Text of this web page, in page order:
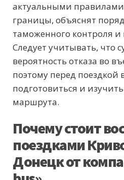
актуальными правилами
границы, объяснят
таможенного контроля
Следует учитывать, что
вероятность отказа во
поэтому перед
подготовиться и
маршрута.
Почему стоит
поездками
Донецк от